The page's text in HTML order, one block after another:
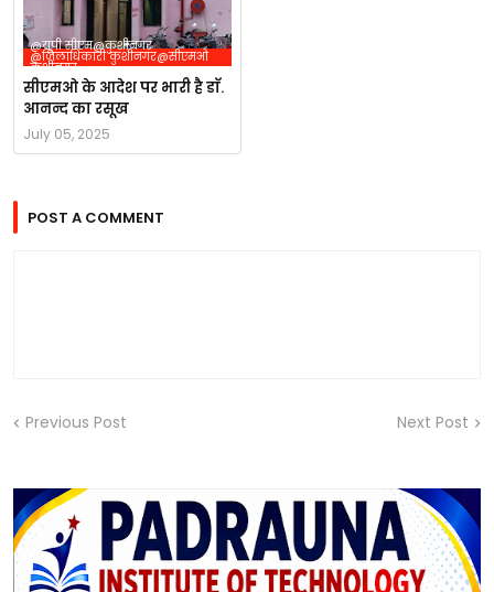
@यूपी सीएम@कुशीनगर
@जिलाधिकारी कुशीनगर@सीएमओ
कुशीनगर
सीएमओ के आदेश पर भारी है डाॅ.
आनन्द का रसूख
July 05, 2025
POST A COMMENT
Previous Post Next Post